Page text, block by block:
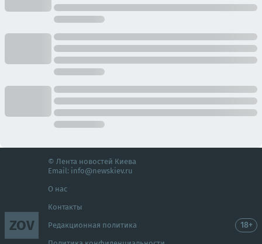
ZOV
© Лента новостей Киева
Email: info@newskiev.ru
О нас
Контакты
Редакционная политика 18+